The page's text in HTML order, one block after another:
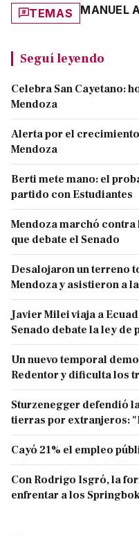
TEMAS MANUEL
Seguí leyendo
Celebra San Cayetano:
Mendoza
Alerta por el
Mendoza
Berti mete mano: el
partido con Estudiantes
Mendoza marchó
que debate el Senado
Desalojaron un terreno
Mendoza y asistieron a
Javier Milei viaja a
Senado debate la ley
Un nuevo temporal
Redentor y dificulta los
Sturzenegger defendió
tierras por extranjeros:
Cayó 21% el empleo
Con Rodrigo Isgró, la
enfrentar a los